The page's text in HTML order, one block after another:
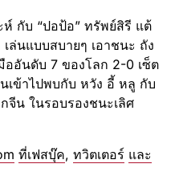
ห์ กับ “ปอป้อ” ทรัพย์สิรี แต้
ล่นแบบสบายๆ เอาชนะ ถัง
ออันดับ​ 7 ของโลก 2-0 เซ็ต
เข้าไปพบกับ หวัง อี้ หลู กับ
จีน ในรอบรองชนะเลิศ
ที่เฟสบุ๊ค, ทวิตเตอร์ และ